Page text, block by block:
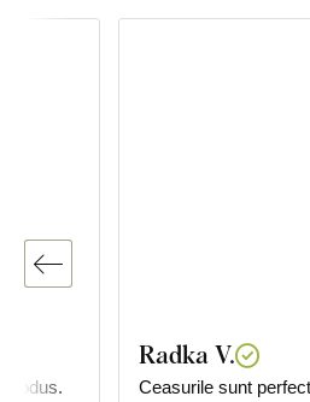
Radka V.
Ceasurile sunt